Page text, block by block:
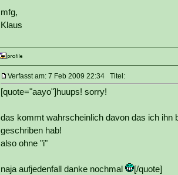
mfg,
Klaus
Verfasst am: 7 Feb 2009 22:34 Titel:
[quote="aayo"]huups! sorry!
das kommt wahrscheinlich davon das ich ihn
geschriben hab!
also ohne "i"
naja aufjedenfall danke nochmal [/quote]